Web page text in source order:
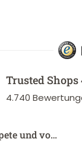
Trusted Shops
4.740
und vo…